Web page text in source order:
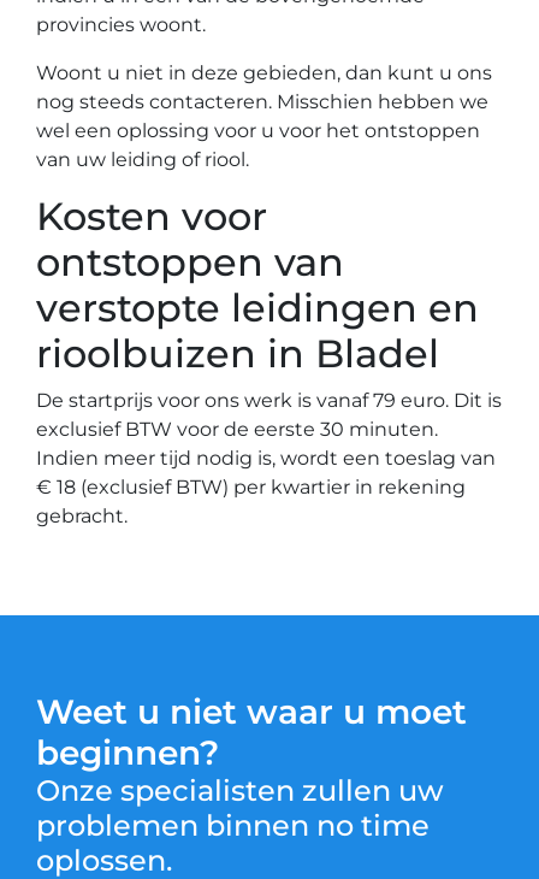
provincies woont.
Woont u niet in deze gebieden, dan kunt u ons
nog steeds contacteren. Misschien hebben we
wel een oplossing voor u voor het ontstoppen
van uw leiding of riool.
Kosten voor
ontstoppen van
verstopte leidingen en
rioolbuizen in Bladel
De startprijs voor ons werk is vanaf 79 euro. Dit is
exclusief BTW voor de eerste 30 minuten.
Indien meer tijd nodig is, wordt een toeslag van
€ 18 (exclusief BTW) per kwartier in rekening
gebracht.
Weet u niet waar u moet
beginnen?
Onze specialisten zullen uw
problemen binnen no time
oplossen.